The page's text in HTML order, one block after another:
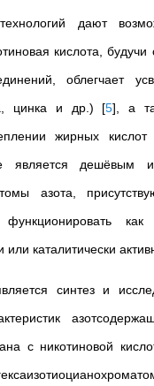
дают
кислота, будучи
облегчает
цинка и др.) [5] , а
жирных кислот
является дешёвым и
азота,
как
или каталитически
синтез и
с никотиновой